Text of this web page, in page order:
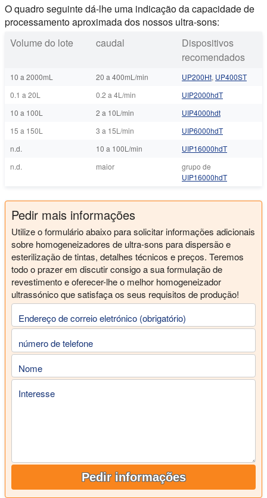
O quadro seguinte dá-lhe uma indicação da capacidade de
processamento aproximada dos nossos ultra-sons:
Volume do lote
caudal
Dispositivos
recomendados
10 a 2000mL 20 a 400mL/min UP200Ht, UP400ST
0.1 a 20L
0.2 a 4L/min
UIP2000hdT
10 a 100L
2 a 10L/min
UIP4000hdt
15 a 150L
3 a 15L/min
UIP6000hdT
n.d.
10 a 100L/min
UIP16000hdT
n.d.
maior
grupo de
UIP16000hdT
Pedir mais informações
Utilize o formulário abaixo para solicitar informações adicionais
sobre homogeneizadores de ultra-sons para dispersão e
esterilização de tintas, detalhes técnicos e preços. Teremos
todo o prazer em discutir consigo a sua formulação de
revestimento e oferecer-lhe o melhor homogeneizador
ultrassónico que satisfaça os seus requisitos de produção!
Endereço de correio eletrónico (obrigatório)
número de telefone
Nome
Interesse
Pedir informações